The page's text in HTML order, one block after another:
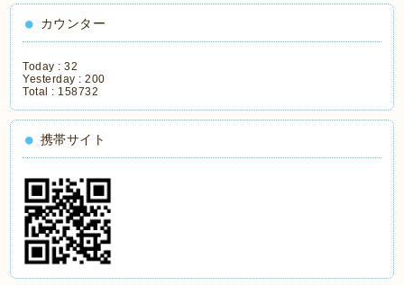
カウンター
Today :32
Yesterday :200
Total : 158732
携帯サイト